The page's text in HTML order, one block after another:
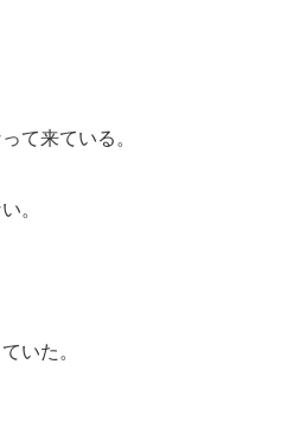
て来ている。
。
いた。